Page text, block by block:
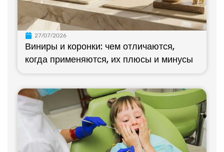
27/07/2026
Виниры и коронки: чем отличаются,
когда применяются, их плюсы и минусы